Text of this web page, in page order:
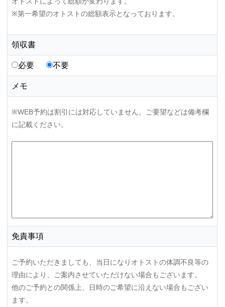
※第一希望のオトストの総額表示となっております。
領収書
必要 不要
メモ
※WEB予約は割引には対応していません。ご要望などは備考欄
に記載ください。
免責事項
ご予約いただきましても、当日になりオトストの体調不良等の
理由により、ご案内させていただけない場合もございます。
他のご予約との関係上、日時のご希望に沿えない場合もござい
ます。